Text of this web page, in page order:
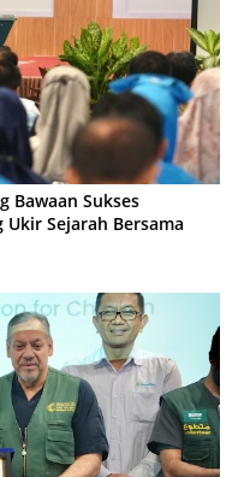
Bawaan Sukses
Ukir Sejarah Bersama